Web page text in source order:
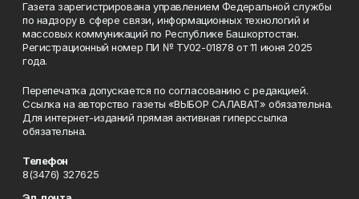
Газета зарегистрирована управлением Федеральной службы
по надзору в сфере связи, информационных технологий и
массовых коммуникаций по Республике Башкортостан.
Регистрационный номер ПИ № ТУ02-01878 от 11 июня 2025
года.
Перепечатка допускается по согласованию с редакцией.
Ссылка на авторство газеты «ВЫБОР САЛАВАТ» обязательна.
Для интернет-изданий прямая активная гиперссылка
обязательна.
Телефон
8(3476) 327625